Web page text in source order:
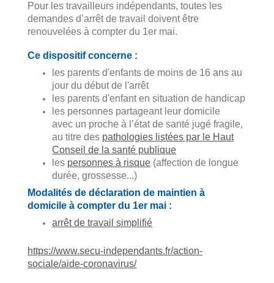
Pour les travailleurs indépendants, toutes les
demandes d’arrêt de travail doivent être
renouvelées à compter du 1er mai.
Ce dispositif concerne :
les parents d'enfants de moins de 16 ans au
jour du début de l'arrêt
les parents d'enfant en situation de handicap
les personnes partageant leur domicile
avec un proche à l’état de santé jugé fragile,
au titre des pathologies listées par le Haut
Conseil de la santé publique
les personnes à risque (affection de longue
durée, grossesse...)
Modalités de déclaration de maintien à
domicile à compter du 1er mai :
arrêt de travail simplifié
https://www.secu-independants.fr/action-
sociale/aide-coronavirus/